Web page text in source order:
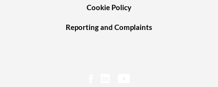
Cookie Policy
Reporting and Complaints